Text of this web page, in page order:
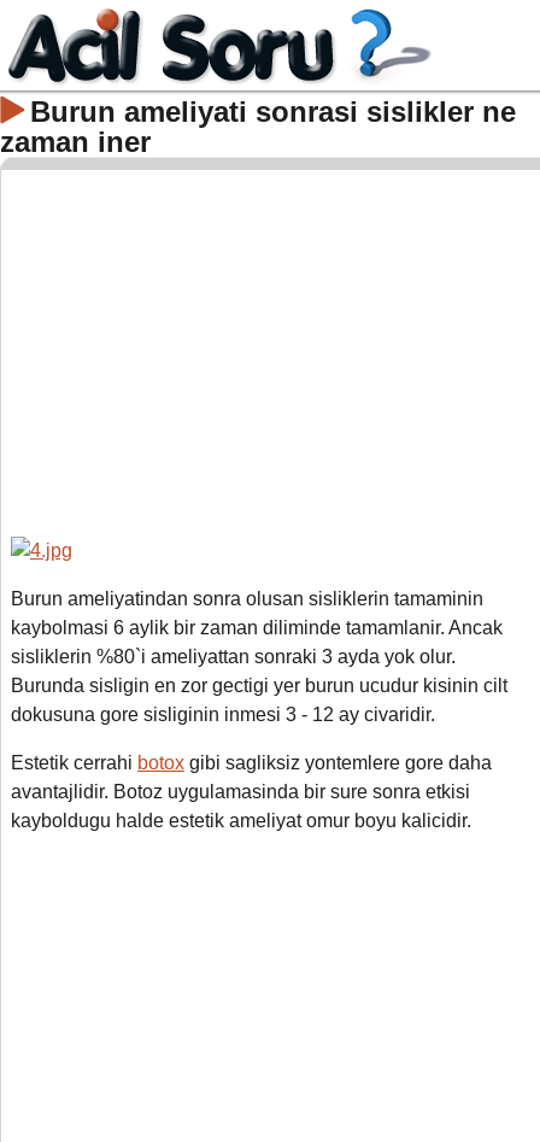
Burun ameliyati sonrasi sislikler ne
zaman iner
Burun ameliyatindan sonra olusan sisliklerin tamaminin
kaybolmasi 6 aylik bir zaman diliminde tamamlanir. Ancak
sisliklerin %80`i ameliyattan sonraki 3 ayda yok olur.
Burunda sisligin en zor gectigi yer burun ucudur kisinin cilt
dokusuna gore sisliginin inmesi 3 - 12 ay civaridir.
Estetik cerrahi botox gibi sagliksiz yontemlere gore daha
avantajlidir. Botoz uygulamasinda bir sure sonra etkisi
kayboldugu halde estetik ameliyat omur boyu kalicidir.